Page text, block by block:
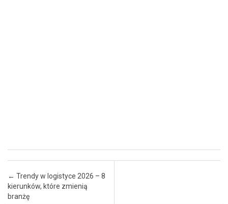
Post navigation
← Trendy w logistyce 2026 – 8
kierunków, które zmienią
branżę